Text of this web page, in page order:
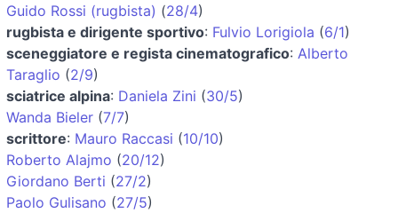
Guido Rossi (rugbista) (28/4)
rugbista e dirigente sportivo: Fulvio Lorigiola (6/1)
sceneggiatore e regista cinematografico: Alberto
Taraglio (2/9)
sciatrice alpina: Daniela Zini (30/5)
Wanda Bieler (7/7)
scrittore: Mauro Raccasi (10/10)
Roberto Alajmo (20/12)
Giordano Berti (27/2)
Paolo Gulisano (27/5)